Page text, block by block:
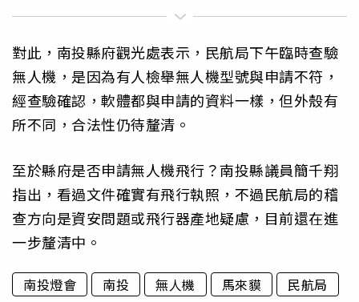
對此，南投縣府觀光處表示，民航局下午臨時查驗
無人機，是因為有人檢舉無人機型號與申請不符，
經查驗確認，軟體都與申請的資料一樣，但外殼有
所不同，合法性仍待釐清。
至於縣府是否申請無人機飛行？南投縣議員簡千翔
指出，看過文件確實有飛行執照，不過民航局的稽
查方向是資安問題或飛行器產地疑慮，目前還在進
一步釐清中。
南投燈會 南投 無人機 馬來貘
民航局